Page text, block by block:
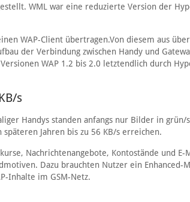
WML war eine reduzierte Version der
WAP-Client übertragen.Von diesem aus
der Verbindung zwischen Handy und
WAP 1.2 bis 2.0 letztendlich durch
s
Handys standen anfangs nur Bilder in grün/
Jahren bis zu 56 KB/s erreichen.
Nachrichtenangebote, Kontostände und
Dazu brauchten Nutzer ein Enhanced-
Inhalte im GSM-Netz.